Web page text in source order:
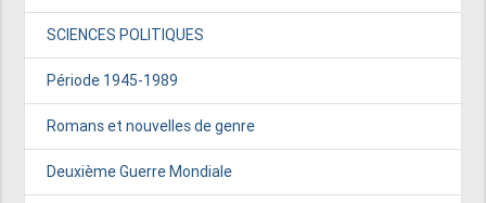
SCIENCES POLITIQUES
Période 1945-1989
Romans et nouvelles de genre
Deuxième Guerre Mondiale